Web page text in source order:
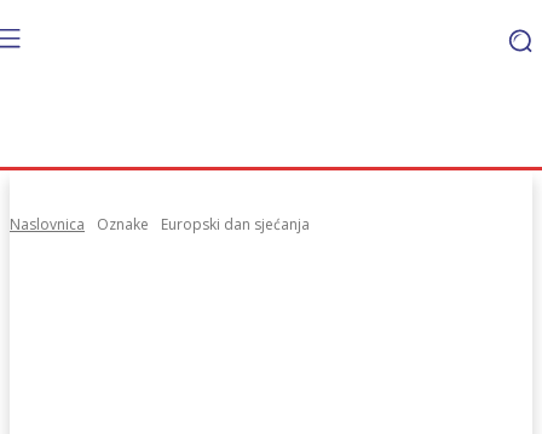
Naslovnica Oznake Europski dan sjećanja